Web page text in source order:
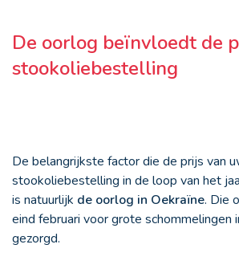
De oorlog beïnvloedt de
stookoliebestelling
De belangrijkste factor die de prijs van
stookoliebestelling in de loop van het
is natuurlijk de oorlog in Oekraïne. Die
eind februari voor grote schommelingen
gezorgd.